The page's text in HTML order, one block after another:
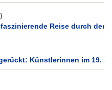
Reise durch den
Künstlerinnen im 19.